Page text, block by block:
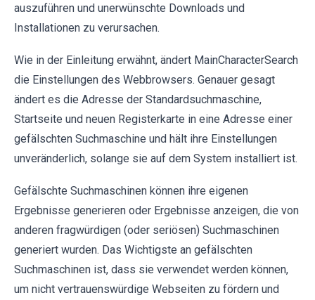
auszuführen und unerwünschte Downloads und
Installationen zu verursachen.
Wie in der Einleitung erwähnt, ändert MainCharacterSearch
die Einstellungen des Webbrowsers. Genauer gesagt
ändert es die Adresse der Standardsuchmaschine,
Startseite und neuen Registerkarte in eine Adresse einer
gefälschten Suchmaschine und hält ihre Einstellungen
unveränderlich, solange sie auf dem System installiert ist.
Gefälschte Suchmaschinen können ihre eigenen
Ergebnisse generieren oder Ergebnisse anzeigen, die von
anderen fragwürdigen (oder seriösen) Suchmaschinen
generiert wurden. Das Wichtigste an gefälschten
Suchmaschinen ist, dass sie verwendet werden können,
um nicht vertrauenswürdige Webseiten zu fördern und